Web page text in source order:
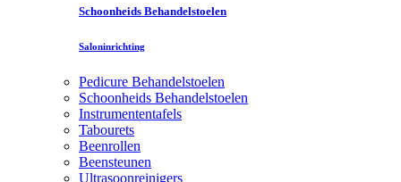
Schoonheids Behandelstoelen
Saloninrichting
Pedicure Behandelstoelen
Schoonheids Behandelstoelen
Instrumententafels
Tabourets
Beenrollen
Beensteunen
Ultrasoonreinigers